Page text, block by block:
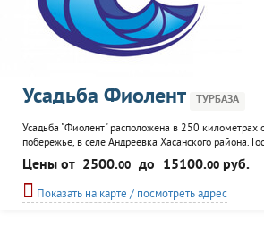
Усадьба Фиолент ТУРБАЗА
Усадьба "Фиолент" расположена в 250 километрах
побережье, в селе Андреевка Хасанского района.
размещение в 2-этажных домиках на 6 - 8 человек
человек с полными удобствами; в домиках на 2 - 3
умывальником. В домиках - кухонная зона,
сервиз, электрическое отопление. На территории...
Цены от 2500.00 до 15100.00 руб.
Показать на карте / посмотреть адрес